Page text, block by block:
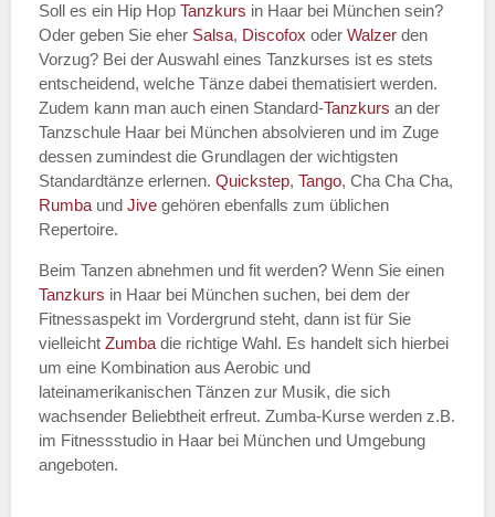
Name des Tanzkurs*
Tanzart*
Soll es ein Hip Hop Tanzkurs in Haar bei München sein?
Oder geben Sie eher Salsa, Discofox oder Walzer den
Vorzug? Bei der Auswahl eines Tanzkurses ist es stets
entscheidend, welche Tänze dabei thematisiert werden.
Zudem kann man auch einen Standard-Tanzkurs an der
Tanzschule Haar bei München absolvieren und im Zuge
dessen zumindest die Grundlagen der wichtigsten
Standardtänze erlernen. Quickstep, Tango, Cha Cha Cha,
Rumba und Jive gehören ebenfalls zum üblichen
Repertoire.
Beim Tanzen abnehmen und fit werden? Wenn Sie einen
Tanzkurs in Haar bei München suchen, bei dem der
Fitnessaspekt im Vordergrund steht, dann ist für Sie
vielleicht Zumba die richtige Wahl. Es handelt sich hierbei
um eine Kombination aus Aerobic und
lateinamerikanischen Tänzen zur Musik, die sich
wachsender Beliebtheit erfreut. Zumba-Kurse werden z.B.
im Fitnessstudio in Haar bei München und Umgebung
angeboten.